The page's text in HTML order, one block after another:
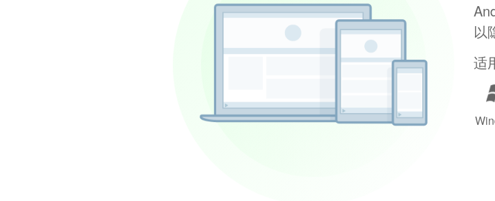
以
适